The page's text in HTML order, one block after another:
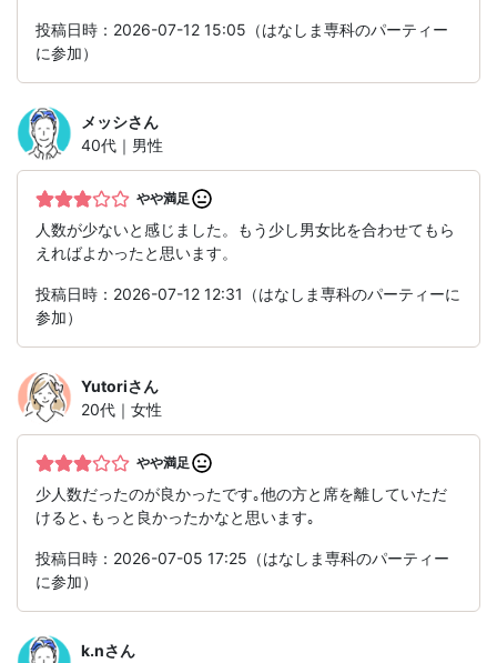
投稿日時：2026-07-12 15:05（はなしま専科のパーティー
に参加）
メッシさん
40代｜男性
やや満足
人数が少ないと感じました。もう少し男女比を合わせてもら
えればよかったと思います。
投稿日時：2026-07-12 12:31（はなしま専科のパーティーに
参加）
Yutoriさん
20代｜女性
やや満足
少人数だったのが良かったです｡他の方と席を離していただ
けると､もっと良かったかなと思います｡
投稿日時：2026-07-05 17:25（はなしま専科のパーティー
に参加）
k.nさん